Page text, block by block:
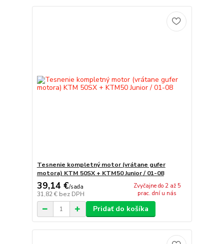
Tesnenie kompletný motor (vrátane gufer
motora) KTM 50SX + KTM50 Junior / 01-08
39,14 €/sada
31,82 € bez DPH
Zvyčajne do 2 až 5
prac. dní u nás
Pridať do košíka